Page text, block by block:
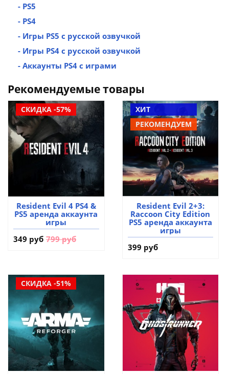
- PS5
- PS4
- Игры PS5 с русской озвучкой
- Игры PS4 с русской озвучкой
- Аккаунты PS4 с играми
Рекомендуемые товары
СКИДКА -57%
Resident Evil 4 PS4 &
PS5 аренда аккаунта
игры
349 руб 799 руб
ХИТ
РЕКОМЕНДУЕМ
Resident Evil 2+3:
Raccoon City Edition
PS5 аренда аккаунта
игры
399 руб
СКИДКА -51%